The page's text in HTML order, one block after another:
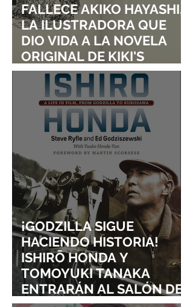
FALLECE AKIKO HAYASHI,
LA ILUSTRADORA QUE
DIO VIDA A LA NOVELA
ORIGINAL DE KIKI'S
DELIVERY SERVICE
¡GODZILLA SIGUE
HACIENDO HISTORIA!
ISHIRŌ HONDA Y
TOMOYUKI TANAKA
ENTRARÁN AL SALÓN DE